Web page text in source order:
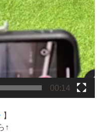
00:14
】
↑